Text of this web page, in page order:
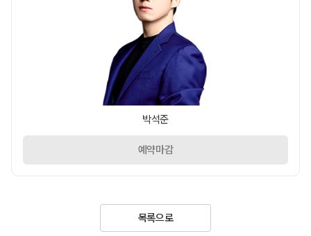
박석준
예약마감
목록으로